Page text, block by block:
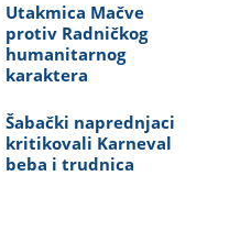
Utakmica Mačve
protiv Radničkog
humanitarnog
karaktera
Šabački naprednjaci
kritikovali Karneval
beba i trudnica